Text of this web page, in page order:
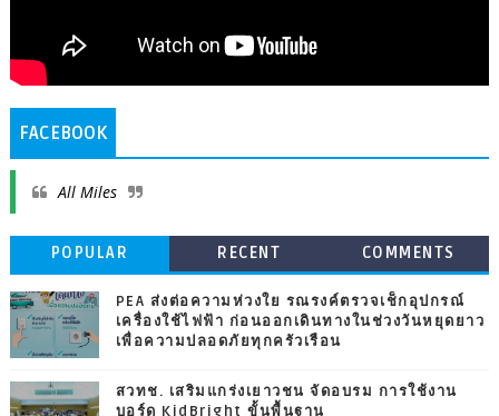
FACEBOOK
All Miles
POPULAR RECENT COMMENTS
PEA ส่งต่อความห่วงใย รณรงค์ตรวจเช็กอุปกรณ์
เครื่องใช้ไฟฟ้า ก่อนออกเดินทางในช่วงวันหยุดยาว
เพื่อความปลอดภัยทุกครัวเรือน
สวทช. เสริมแกร่งเยาวชน จัดอบรม การใช้งาน
บอร์ด KidBright ขั้นพื้นฐาน